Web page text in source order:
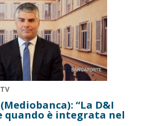
“La D&I
quando è integrata nel